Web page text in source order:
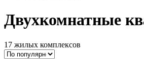
Двухкомнатные
17 жилых комплексов